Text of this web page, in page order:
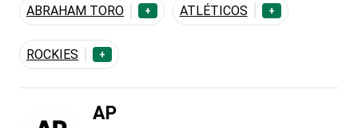
ABRAHAM TORO
+ ATLÉTICOS +
ROCKIES +
AP